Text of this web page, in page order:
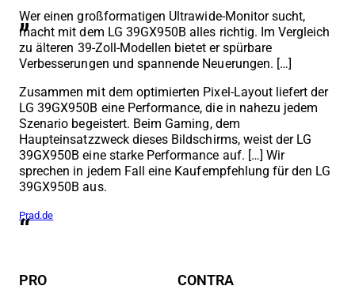
Wer einen großformatigen Ultrawide-Monitor sucht,
macht mit dem LG 39GX950B alles richtig. Im Vergleich
zu älteren 39-Zoll-Modellen bietet er spürbare
Verbesserungen und spannende Neuerungen. […]
Zusammen mit dem optimierten Pixel-Layout liefert der
LG 39GX950B eine Performance, die in nahezu jedem
Szenario begeistert. Beim Gaming, dem
Haupteinsatzzweck dieses Bildschirms, weist der LG
39GX950B eine starke Performance auf. […] Wir
sprechen in jedem Fall eine Kaufempfehlung für den LG
39GX950B aus.
Prad.de
PRO CONTRA